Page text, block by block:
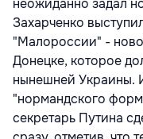
Захарченко
"Малороссии" -
Донецке, которое
нынешней Украины.
"нормандского
секретарь Путина